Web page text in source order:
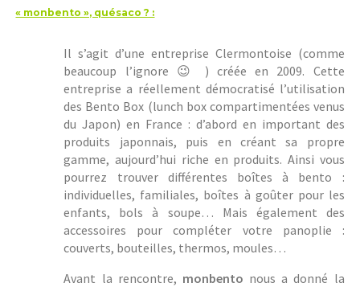
« monbento », quésaco ? :
Il s’agit d’une entreprise Clermontoise (comme
beaucoup l’ignore 😉 ) créée en 2009. Cette
entreprise a réellement démocratisé l’utilisation
des Bento Box (lunch box compartimentées venus
du Japon) en France : d’abord en important des
produits japonnais, puis en créant sa propre
gamme, aujourd’hui riche en produits. Ainsi vous
pourrez trouver différentes boîtes à bento :
individuelles, familiales, boîtes à goûter pour les
enfants, bols à soupe… Mais également des
accessoires pour compléter votre panoplie :
couverts, bouteilles, thermos, moules…
Avant la rencontre, monbento nous a donné la